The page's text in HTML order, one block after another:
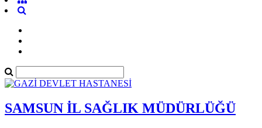
SAMSUN İL SAĞLIK MÜDÜRLÜĞÜ